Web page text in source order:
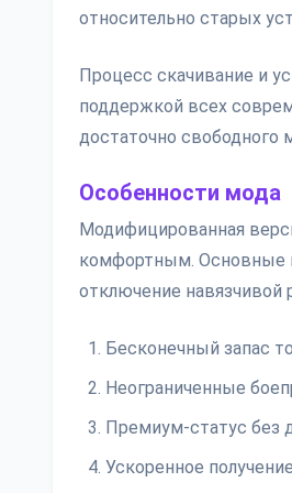
относительно старых
Процесс скачивание и
поддержкой всех
достаточно свободного
Особенности мода
Модифицированная
комфортным. Основные
отключение навязчивой
Бесконечный запас
Неограниченные
Премиум-статус без
Ускоренное